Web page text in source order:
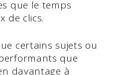
que le temps
de clics.
certains sujets ou
que
davantage à